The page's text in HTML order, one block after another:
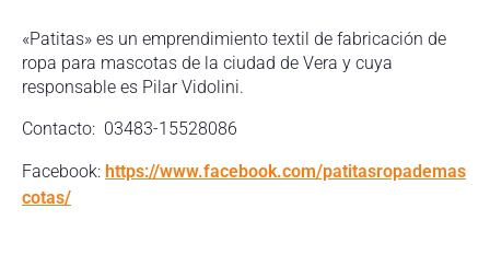
«Patitas» es un emprendimiento textil de fabricación de
ropa para mascotas de la ciudad de Vera y cuya
responsable es Pilar Vidolini.
Contacto: 03483-15528086
Facebook: https://www.facebook.com/patitasropademas
cotas/